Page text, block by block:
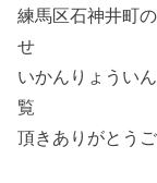
練馬区石神井町
せ
いかんりょうい
覧
頂きありがとうご